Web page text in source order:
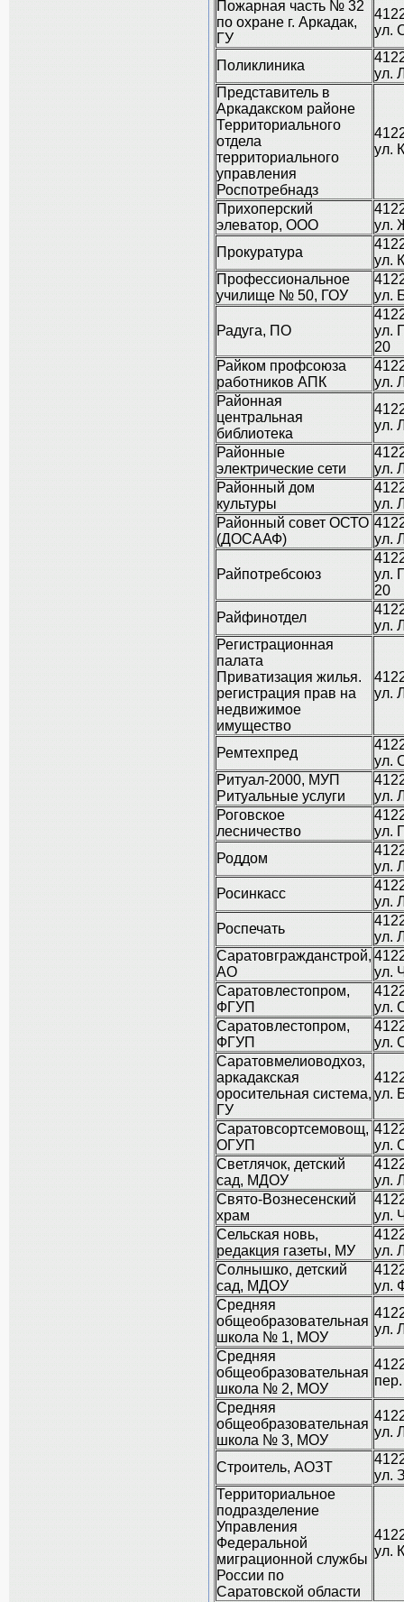
Пожарная часть № 32
по охране г. Аркадак,
ГУ
ул.
Поликлиника
ул.
Представитель в
Аркадакском районе
Территориального
отдела
территориального
управления
Роспотребнадз
ул.
Прихоперский
элеватор, ООО
ул.
Прокуратура
ул.
Профессиональное
училище № 50, ГОУ
ул.
Радуга, ПО
ул.
20
Райком профсоюза
работников АПК
ул.
Районная
центральная
библиотека
ул.
Районные
электрические сети
ул.
Районный дом
культуры
ул.
Районный совет ОСТО
(ДОСААФ)
ул.
Райпотребсоюз
ул.
20
Райфинотдел
ул.
Регистрационная
палата
Приватизация жилья.
регистрация прав на
недвижимое
имущество
ул.
Ремтехпред
ул.
Ритуал-2000, МУП
Ритуальные услуги
ул.
Роговское
лесничество
ул.
Роддом
ул.
Росинкасс
ул.
Роспечать
ул.
Саратовгражданстрой,
АО
ул.
Саратовлестопром,
ФГУП
ул.
Саратовлестопром,
ФГУП
ул.
Саратовмелиоводхоз,
аркадакская
оросительная система,
ГУ
ул.
Саратовсортсемовощ,
ОГУП
ул.
Светлячок, детский
сад, МДОУ
ул.
Свято-Вознесенский
храм
ул.
Сельская новь,
редакция газеты, МУ
ул.
Солнышко, детский
сад, МДОУ
ул.
Средняя
общеобразовательная
школа № 1, МОУ
ул.
Средняя
общеобразовательная
школа № 2, МОУ
Средняя
общеобразовательная
школа № 3, МОУ
ул.
Строитель, АОЗТ
ул.
Территориальное
подразделение
Управления
Федеральной
миграционной службы
России по
Саратовской области
ул.